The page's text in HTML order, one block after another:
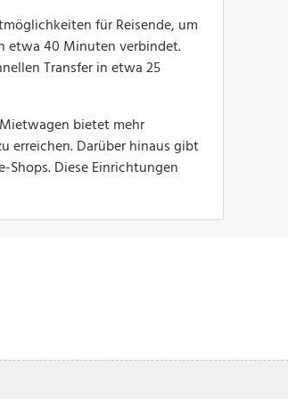
für Reisende, um
etwa 40 Minuten verbindet.
Transfer in etwa 25
bietet mehr
erreichen. Darüber hinaus gibt
Diese Einrichtungen